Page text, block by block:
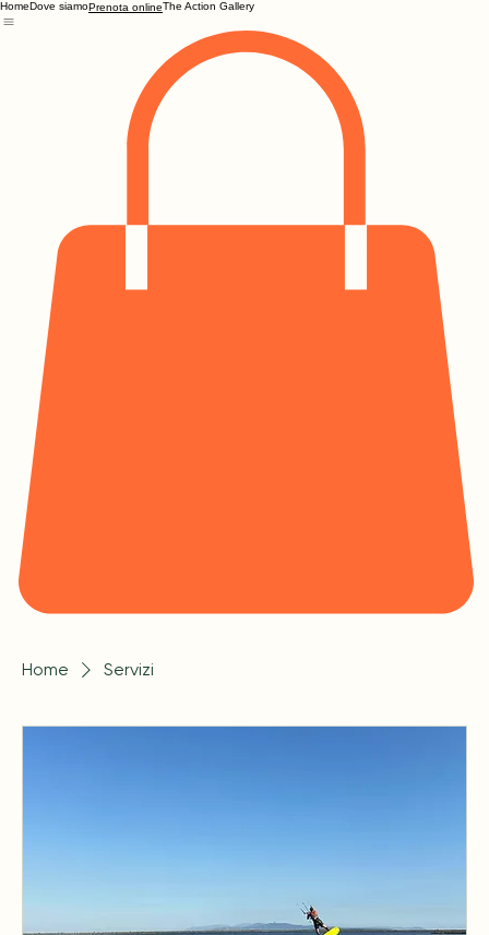
HomeDove siamoPrenota onlineThe Action Gallery
Home Servizi